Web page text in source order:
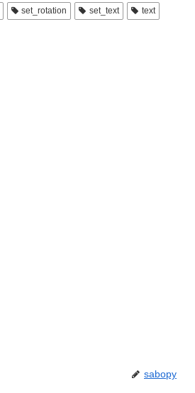
set_rotation set_text text
sabopy